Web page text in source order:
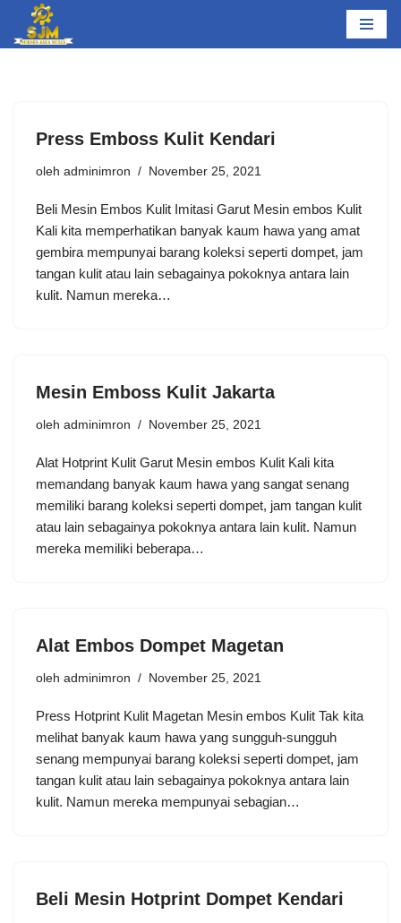
Lompat
Press Emboss Kulit Kendari
oleh adminimron November 25, 2021
Beli Mesin Embos Kulit Imitasi Garut Mesin embos Kulit
Kali kita memperhatikan banyak kaum hawa yang amat
gembira mempunyai barang koleksi seperti dompet, jam
tangan kulit atau lain sebagainya pokoknya antara lain
kulit. Namun mereka…
Mesin Emboss Kulit Jakarta
oleh adminimron November 25, 2021
Alat Hotprint Kulit Garut Mesin embos Kulit Kali kita
memandang banyak kaum hawa yang sangat senang
memiliki barang koleksi seperti dompet, jam tangan kulit
atau lain sebagainya pokoknya antara lain kulit. Namun
mereka memiliki beberapa…
Alat Embos Dompet Magetan
oleh adminimron November 25, 2021
Press Hotprint Kulit Magetan Mesin embos Kulit Tak kita
melihat banyak kaum hawa yang sungguh-sungguh
senang mempunyai barang koleksi seperti dompet, jam
tangan kulit atau lain sebagainya pokoknya antara lain
kulit. Namun mereka mempunyai sebagian…
Beli Mesin Hotprint Dompet Kendari